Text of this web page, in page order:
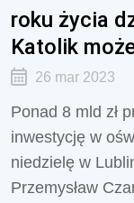
roku życia
Katolik
26 mar 2023
Ponad 8 mld zł
inwestycję w
niedzielę w
Przemysław